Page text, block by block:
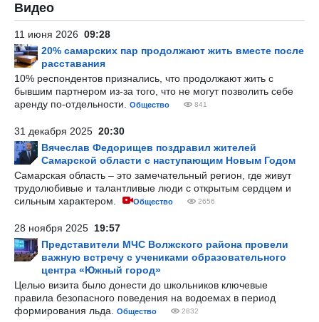
Видео
11 июня 2026 09:28
20% самарских пар продолжают жить вместе после
расставания
10% респондентов признались, что продолжают жить с
бывшим партнером из-за того, что не могут позволить себе
аренду по-отдельности.
Общество 841
31 декабря 2025 20:30
Вячеслав Федорищев поздравил жителей
Самарской области с наступающим Новым Годом
Самарская область – это замечательный регион, где живут
трудолюбивые и талантливые люди с открытым сердцем и
сильным характером.
Общество 2656
28 ноября 2025 19:57
Представители МЧС Волжского района провели
важную встречу с учениками образовательного
центра «Южный город»
Целью визита было донести до школьников ключевые
правила безопасного поведения на водоемах в период
формирования льда.
Общество 2832